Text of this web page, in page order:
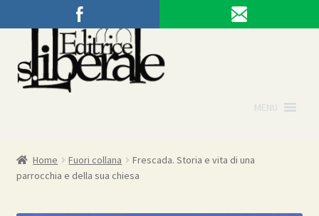
Vai
alla
navigazione
Vai
contenuto
MENU
Home Fuori collana
Frescada. Storia e vita di una
parrocchia e della sua chiesa